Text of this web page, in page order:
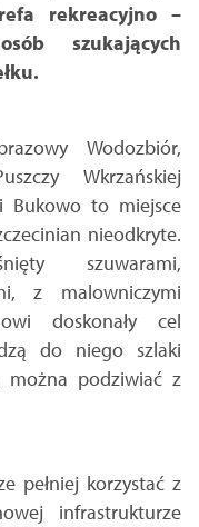
rekreacyjno –
szukających
Wodozbiór,
Wkrzańskiej
Bukowo to miejsce
nieodkryte.
szuwarami,
z malowniczymi
doskonały cel
do niego szlaki
można podziwiać z
pełniej korzystać z
infrastrukturze